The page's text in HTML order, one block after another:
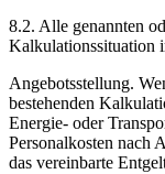
8.2. Alle genannten
Kalkulationssituation
Angebotsstellung.
bestehenden
Energie- oder
Personalkosten nach
das vereinbarte